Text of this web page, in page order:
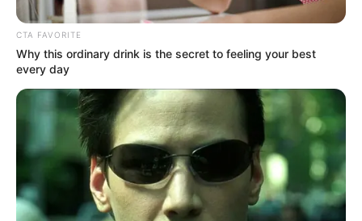
Le puede interesar:Unión Magdalena se pronuncia:
“Rechazamos los señalamientos”
CTA FAVORITE
Why this ordinary drink is the secret to feeling your best
every day